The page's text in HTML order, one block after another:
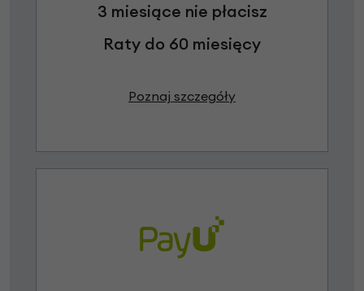
3 miesiące nie płacisz
Raty do 60 miesięcy
Poznaj szczegóły